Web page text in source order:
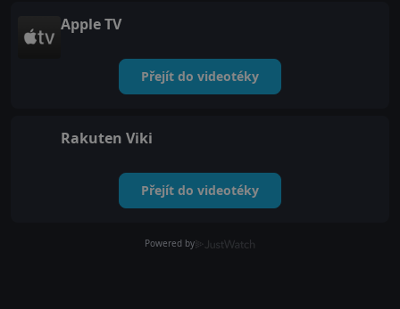
Apple TV
Přejít do videotéky
Rakuten Viki
Přejít do videotéky
Powered by